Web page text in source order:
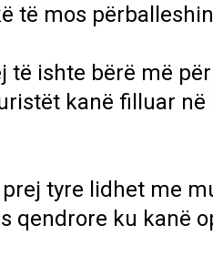
të mos
të ishte bërë më
kanë filluar në
tyre lidhet me
qendrore ku kanë